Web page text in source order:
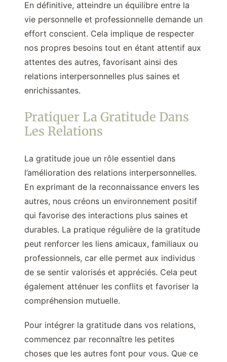
En définitive, atteindre un équilibre entre la
vie personnelle et professionnelle demande un
effort conscient. Cela implique de respecter
nos propres besoins tout en étant attentif aux
attentes des autres, favorisant ainsi des
relations interpersonnelles plus saines et
enrichissantes.
Pratiquer La Gratitude Dans
Les Relations
La gratitude joue un rôle essentiel dans
l’amélioration des relations interpersonnelles.
En exprimant de la reconnaissance envers les
autres, nous créons un environnement positif
qui favorise des interactions plus saines et
durables. La pratique régulière de la gratitude
peut renforcer les liens amicaux, familiaux ou
professionnels, car elle permet aux individus
de se sentir valorisés et appréciés. Cela peut
également atténuer les conflits et favoriser la
compréhension mutuelle.
Pour intégrer la gratitude dans vos relations,
commencez par reconnaître les petites
choses que les autres font pour vous. Que ce